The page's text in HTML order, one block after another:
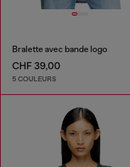
Bralette avec bande logo
CHF 39,00
5 COULEURS